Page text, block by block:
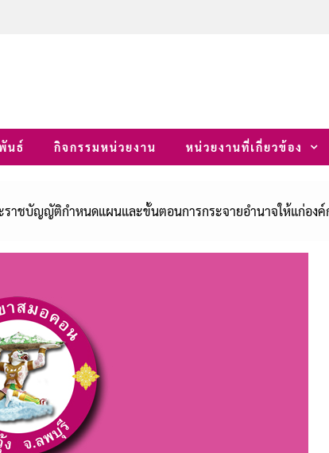
นธ์ กิจกรรมหน่วยงาน หน่วยงานที่เกี่ยวข้อง
ราชบัญญัติกำหนดแผนและขั้นตอนการกระจายอำนาจให้แก่อง